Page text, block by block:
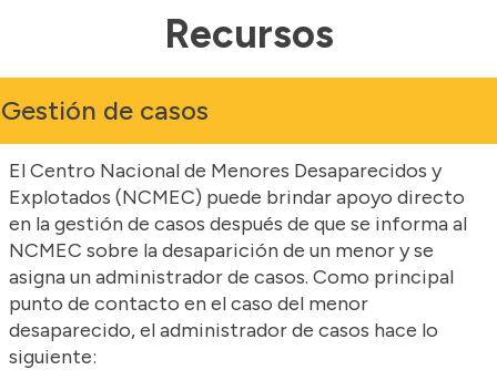
Recursos
Gestión de casos
El Centro Nacional de Menores Desaparecidos y
Explotados (NCMEC) puede brindar apoyo directo
en la gestión de casos después de que se informa al
NCMEC sobre la desaparición de un menor y se
asigna un administrador de casos. Como principal
punto de contacto en el caso del menor
desaparecido, el administrador de casos hace lo
siguiente: